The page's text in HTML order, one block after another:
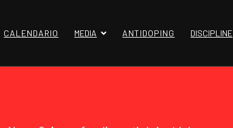
CALENDARIO MEDIA ANTIDOPING DISCIPLINE